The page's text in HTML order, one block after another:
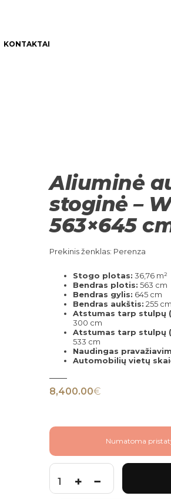
KONTAKTAI
Aliuminė
stoginė –
563×645
Prekinis ženklas: Perenza
Stogo plotas: 36,76 m²
Bendras plotis: 563 cm
Bendras gylis: 645 cm
Bendras aukštis: 255 cm
Atstumas tarp stulpų
300 cm
Atstumas tarp stulpų
533 cm
Naudingas
Automobilių vietų
8,400.00€
Numatoma
produkto kiekis: Aliuminė automobilio